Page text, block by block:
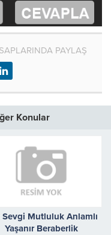
PAYLAŞ
Konular
Sevgi Mutluluk Anlamlı
Yaşanır Beraberlik